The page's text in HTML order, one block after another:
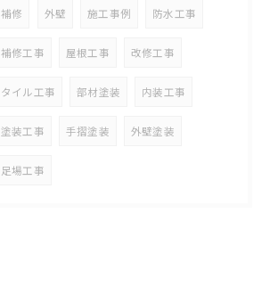
補修 外壁 施工事例 防水工事
補修工事 屋根工事 改修工事
タイル工事 部材塗装 内装工事
塗装工事 手摺塗装 外壁塗装
足場工事